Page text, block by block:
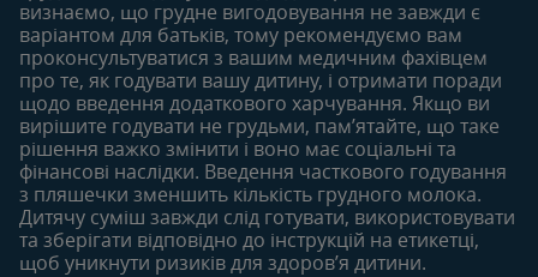
Продукти
визнаємо, що грудне вигодовування не завжди є
варіантом для батьків, тому рекомендуємо вам
проконсультуватися з вашим медичним фахівцем
про те, як годувати вашу дитину, і отримати поради
щодо введення додаткового харчування. Якщо ви
вирішите годувати не грудьми, пам’ятайте, що таке
рішення важко змінити і воно має соціальні та
фінансові наслідки. Введення часткового годування
з пляшечки зменшить кількість грудного молока.
Дитячу суміш завжди слід готувати, використовувати
та зберігати відповідно до інструкцій на етикетці,
щоб уникнути ризиків для здоров’я дитини.